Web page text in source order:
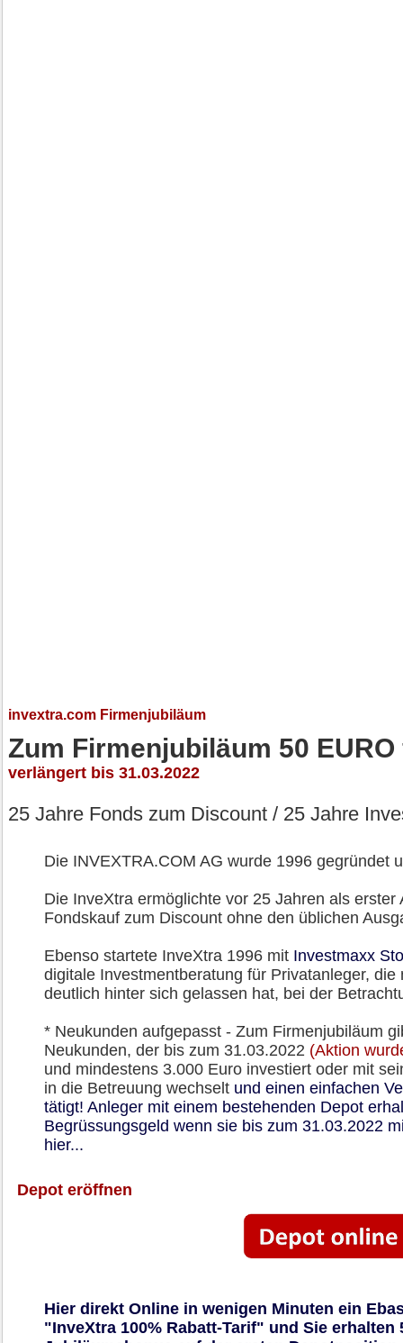
invextra.com Firmenjubiläum
Zum Firmenjubiläum 50
verlängert bis 31.03.2022
25 Jahre Fonds zum Discount / 25 Jahre
Die INVEXTRA.COM AG wurde 1996 gegründet
Die InveXtra ermöglichte vor 25 Jahren als
Fondskauf zum Discount ohne den üblichen
Ebenso startete InveXtra 1996 mit Investmaxx
digitale Investmentberatung für Privatanleger,
deutlich hinter sich gelassen hat, bei der
* Neukunden aufgepasst - Zum Firmenjubiläum
Neukunden, der bis zum 31.03.2022 (Aktion
und mindestens 3.000 Euro investiert oder mit
in die Betreuung wechselt und einen einfachen
tätigt! Anleger mit einem bestehenden Depot
Begrüssungsgeld wenn sie bis zum 31.03.2022
hier...
Depot eröffnen
Hier direkt Online in wenigen Minuten ein
"InveXtra 100% Rabatt-Tarif" und Sie